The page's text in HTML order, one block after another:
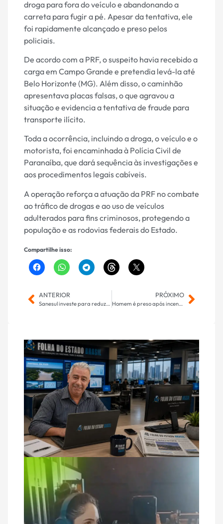
droga para fora do veículo e abandonando a
carreta para fugir a pé. Apesar da tentativa, ele
foi rapidamente alcançado e preso pelos
policiais.
De acordo com a PRF, o suspeito havia recebido a
carga em Campo Grande e pretendia levá-la até
Belo Horizonte (MG). Além disso, o caminhão
apresentava placas falsas, o que agravou a
situação e evidencia a tentativa de fraude para
transporte ilícito.
Toda a ocorrência, incluindo a droga, o veículo e o
motorista, foi encaminhada à Polícia Civil de
Paranaíba, que dará sequência às investigações e
aos procedimentos legais cabíveis.
A operação reforça a atuação da PRF no combate
ao tráfico de drogas e ao uso de veículos
adulterados para fins criminosos, protegendo a
população e as rodovias federais do Estado.
Compartilhe isso:
ANTERIOR
Sanesul investe para reduzir perdas de água em Naviraí, Iguatemi e Caarapó
PRÓXIMO
Homem é preso após incendiar casa da companheira agredida em Três Lagoas